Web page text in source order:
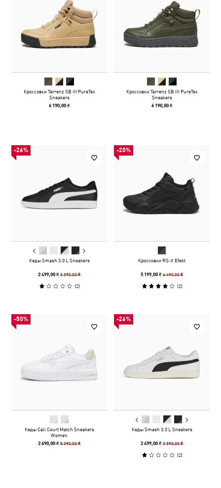
Кроссовки Tarrenz SB III PureTex
Sneakers
6 190,00 ₴
Кроссовки Tarrenz SB III PureTex
Sneakers
6 190,00 ₴
-26%
Кеды Smash 3.0 L Sneakers
2 499,00 ₴3 390,00 ₴
(2)
-20%
Кроссовки RS-X Efekt
5 199,00 ₴6 490,00 ₴
(2)
-50%
Кеды Cali Court Match Sneakers
Women
2 690,00 ₴5 390,00 ₴
-26%
Кеды Smash 3.0 L Sneakers
2 499,00 ₴3 390,00 ₴
(2)